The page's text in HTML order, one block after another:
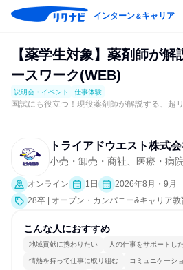
インターン＆キャリア
【薬学生対象】薬剤師が
ースワーク(WEB)
説明会・イベント 仕事体験
国試にも役立つ！現役薬剤師が解説する、超
トライアドウエスト株式
小売・卸売・商社、医療・病院
オンライン 1日
2026年8月・9月
28卒 | オープン・カンパニー&キャリア
究]、仕事体験）
こんな人におすすめ
地域貢献に携わりたい 人の仕事をサポートし
情熱を持って仕事に取り組む コミュニケーシ